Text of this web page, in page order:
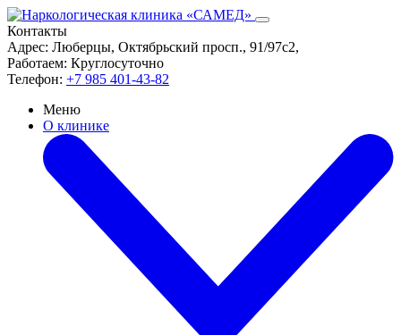
Контакты
Адрес: Люберцы, Октябрьский просп., 91/97с2,
Работаем: Круглосуточно
Телефон: +7 985 401-43-82
Меню
О клинике